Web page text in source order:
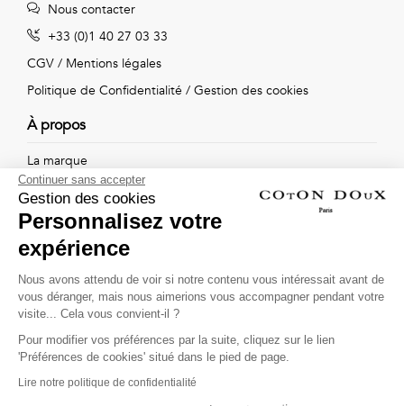
Vintage
tout
Nous contacter
+33 (0)1 40 27 03 33
CGV / Mentions légales
Politique de Confidentialité / Gestion des cookies
À propos
La marque
Nos boutiques
Suivez-nous !
Recevez par email l'actualité de Coton Doux : nouvelles
collections, remises spéciales et ventes privées...
Continuer sans accepter
Gestion des cookies
Personnalisez votre
expérience
Nous avons attendu de voir si notre contenu vous intéressait avant de
vous déranger, mais nous aimerions vous accompagner pendant votre
visite... Cela vous convient-il ?
Pour modifier vos préférences par la suite, cliquez sur le lien
'Préférences de cookies' situé dans le pied de page.
Lire notre politique de confidentialité